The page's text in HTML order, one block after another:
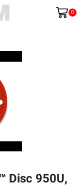
0
Disc 950U,